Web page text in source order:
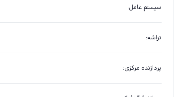
سیستم عامل:
تراشه:
پردازنده مرکزی: